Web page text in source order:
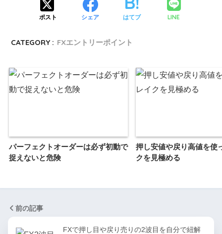
ポスト シェア はてブ LINE
CATEGORY : FXエントリーポイント
パーフェクトオーダーは必ず初動で
捉えないと危険
押し安値や戻り高値を使
クを見極める
前の記事
FXで押し目や戻り売りの2波目を自分で紐解